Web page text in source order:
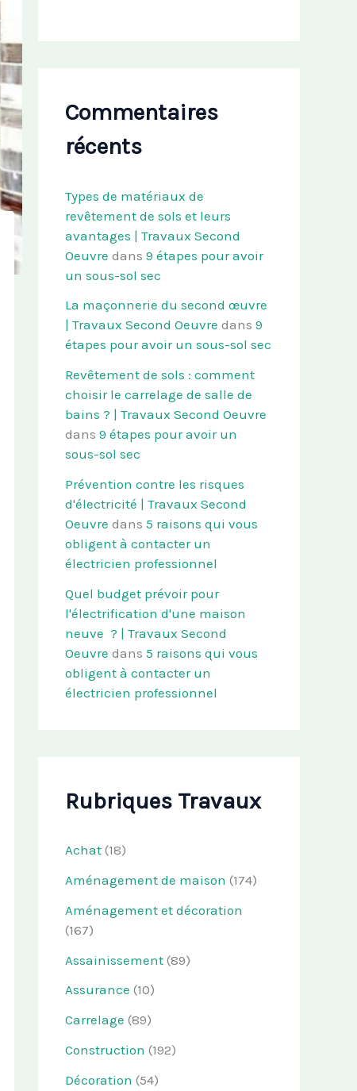
Commentaires
récents
Types de matériaux de
revêtement de sols et leurs
avantages | Travaux Second
Oeuvre dans 9 étapes pour avoir
un sous-sol sec
La maçonnerie du second œuvre
| Travaux Second Oeuvre dans 9
étapes pour avoir un sous-sol sec
Revêtement de sols : comment
choisir le carrelage de salle de
bains ? | Travaux Second Oeuvre
dans 9 étapes pour avoir un
sous-sol sec
Prévention contre les risques
d'électricité | Travaux Second
Oeuvre dans 5 raisons qui vous
obligent à contacter un
électricien professionnel
Quel budget prévoir pour
l'électrification d'une maison
neuve ? | Travaux Second
Oeuvre dans 5 raisons qui vous
obligent à contacter un
électricien professionnel
Rubriques Travaux
Achat (18)
Aménagement de maison (174)
Aménagement et décoration
(167)
Assainissement (89)
Assurance (10)
Carrelage (89)
Construction (192)
Décoration (54)